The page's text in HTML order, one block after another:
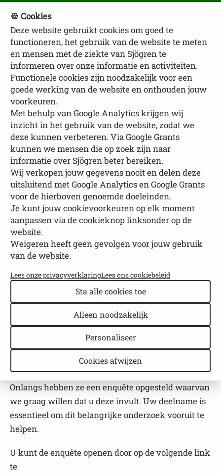
NVSP Ledenlogin
U bevindt zich hier: Homepage
NECESSITY
Horizon 2020-project
NECESSITY Horizon 2020-
project
NVSP
Leestijd: 1 minuut
Laatst bijgewerkt: 03 februari 2025
Op verzoek van Sjögren Europe willen we u vragen
om voor het NECESSITY Horizon 2020- project uw
mening over de ziekte van Sjögren te geven. Het
team onder leiding van professor Seror werkt in
samenwerking met u, de patiënten, aan een score
om de aanwezigheid van opvlammingen bij de
ziekte van Sjögren te meten.
Onlangs hebben ze een enquête opgesteld waarvan
we graag willen dat u deze invult. Uw deelname is
essentieel om dit belangrijke onderzoek vooruit te
helpen.
U kunt de enquête openen door op de volgende link
te
🍪 Cookies
Deze website gebruikt cookies om goed te
functioneren, het gebruik van de website te meten
en mensen met de ziekte van Sjögren te
informeren over onze informatie en activiteiten.
Functionele cookies zijn noodzakelijk voor een
goede werking van de website en onthouden jouw
voorkeuren.
Met behulp van Google Analytics krijgen wij
inzicht in het gebruik van de website, zodat we
deze kunnen verbeteren. Via Google Grants
kunnen we mensen die op zoek zijn naar
informatie over Sjögren beter bereiken.
Wij verkopen jouw gegevens nooit en delen deze
uitsluitend met Google Analytics en Google Grants
voor de hierboven genoemde doeleinden.
Je kunt jouw cookievoorkeuren op elk moment
aanpassen via de cookieknop linksonder op de
website.
Weigeren heeft geen gevolgen voor jouw gebruik
van de website.
Lees onze privacyverklaringLees ons cookiebeleid
Sta alle cookies toe
Alleen noodzakelijk
Personaliseer
Cookies afwijzen